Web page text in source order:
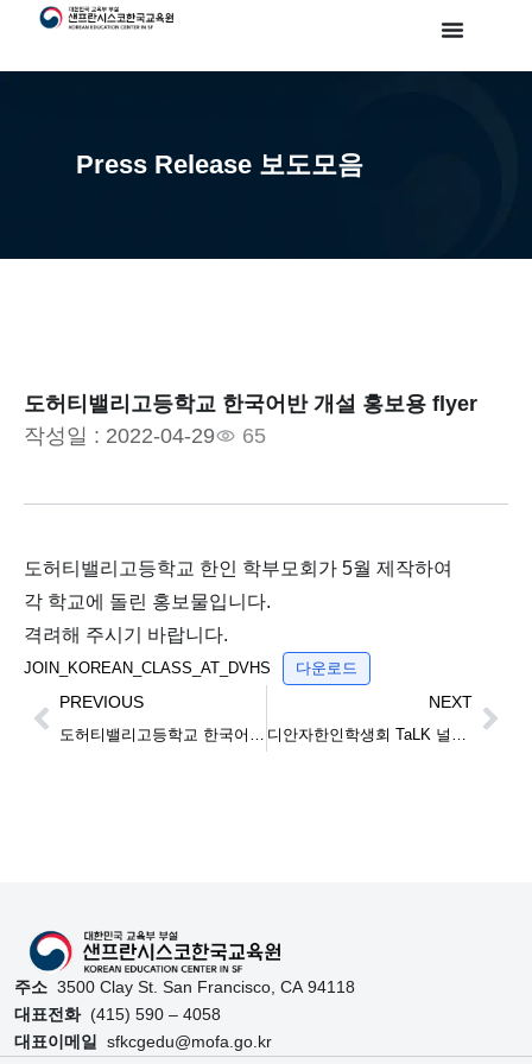
Press Release 보도모음
도허티밸리고등학교 한국어반 개설 홍보용 flyer
작성일 : 2022-04-29 65
도허티밸리고등학교 한인 학부모회가 5월 제작하여
각 학교에 돌린 홍보물입니다.
격려해 주시기 바랍니다.
JOIN_KOREAN_CLASS_AT_DVHS 다운로드
PREVIOUS
도허티밸리고등학교 한국어반 강좌 개설 홍보 동영상
NEXT
디안자한인학생회 TaLK 널리 알려다라
주소 3500 Clay St. San Francisco, CA 94118
대표전화(415) 590 – 4058
대표이메일
sfkcgedu@mofa.go.kr